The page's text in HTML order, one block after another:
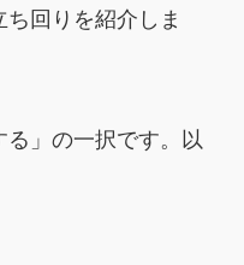
回りを紹介しま
」の一択です。以